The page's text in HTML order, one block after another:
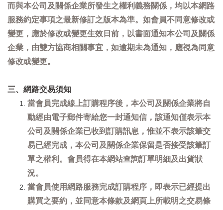
而與本公司及關係企業所發生之權利義務關係，均以本網路
服務約定事項之最新修訂之版本為準。如會員不同意修改或
變更，應於修改或變更生效日前，以書面通知本公司及關係
企業，由雙方協商相關事宜，如逾期未為通知，應視為同意
修改或變更。
三、網路交易須知
當會員完成線上訂購程序後，本公司及關係企業將自
動經由電子郵件寄給您一封通知信，該通知僅表示本
公司及關係企業已收到訂購訊息，惟並不表示該筆交
易已經完成，本公司及關係企業保留是否接受該筆訂
單之權利。會員得在本網站查詢訂單明細及出貨狀
況。
當會員使用網路服務完成訂購程序，即表示已經提出
購買之要約，並同意本條款及網頁上所載明之交易條